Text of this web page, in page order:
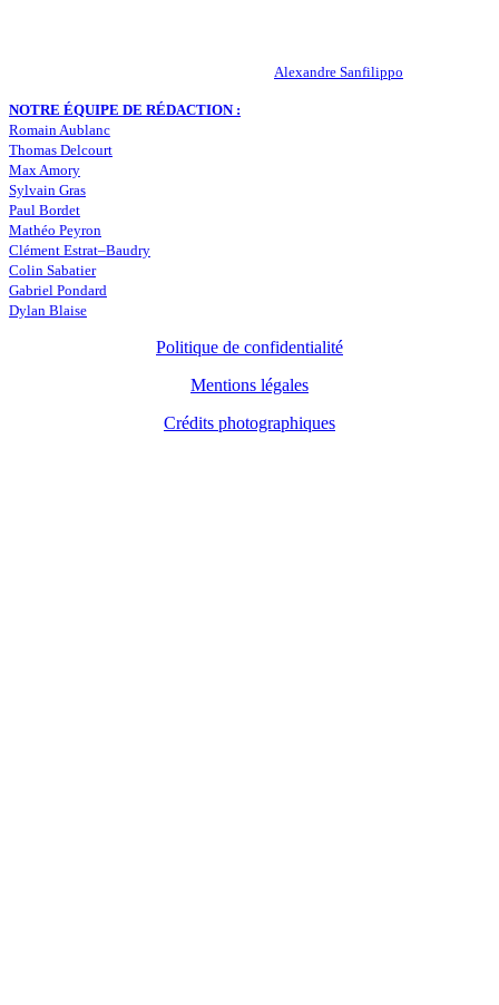
Alexandre Sanfilippo
NOTRE ÉQUIPE DE RÉDACTION :
Romain Aublanc
Thomas Delcourt
Max Amory
Sylvain Gras
Paul Bordet
Mathéo Peyron
Clément Estrat–Baudry
Colin Sabatier
Gabriel Pondard
Dylan Blaise
Politique de confidentialité
Mentions légales
Crédits photographiques